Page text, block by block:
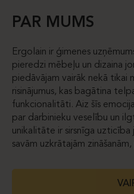
Reshape izmantots liels
materiālu.
PAR MUMS
Ergolain ir ģimenes
pieredzi mēbeļu un dizaina
piedāvājam vairāk nekā tikai
risinājumus, kas bagātina
funkcionalitāti. Aiz šīs
par darbinieku veselību un
unikalitāte ir sirsnīga
savām uzkrātajām